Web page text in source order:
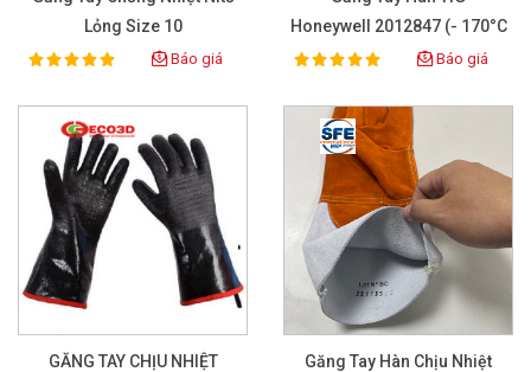
Lỏng Size 10
Rating:
100% Báo giá
Honeywell 2012847 (- 170°C
-> 300°C)
Rating:
100% Báo giá
GĂNG TAY CHỊU NHIỆT
Găng Tay Hàn Chịu Nhiệt